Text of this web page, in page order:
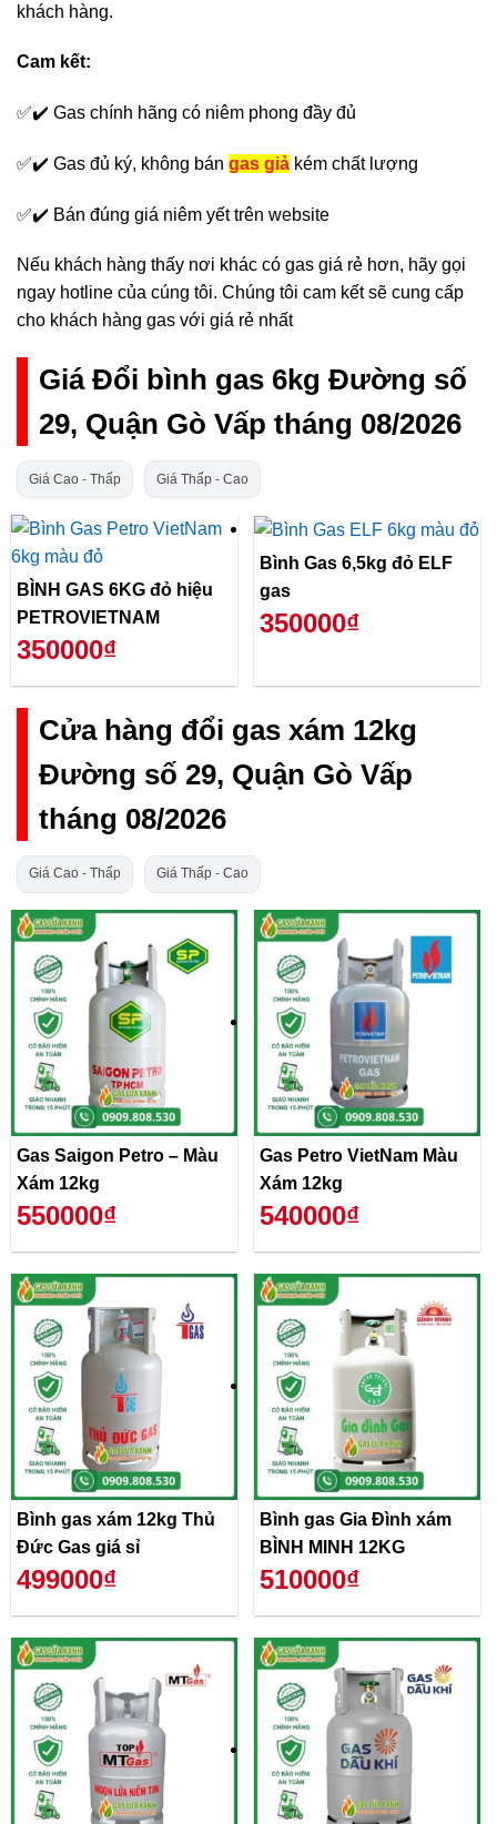
khách hàng.
Cam kết:
✅✔️ Gas chính hãng có niêm phong đầy đủ
✅✔️ Gas đủ ký, không bán gas giả kém chất lượng
✅✔️ Bán đúng giá niêm yết trên website
Nếu khách hàng thấy nơi khác có gas giá rẻ hơn, hãy gọi
ngay hotline của cúng tôi. Chúng tôi cam kết sẽ cung cấp
cho khách hàng gas với giá rẻ nhất
Giá Đổi bình gas 6kg Đường số
29, Quận Gò Vấp tháng 08/2026
Giá Cao - Thấp Giá Thấp - Cao
BÌNH GAS 6KG đỏ hiệu
PETROVIETNAM
350000₫
Bình Gas 6,5kg đỏ ELF
gas
350000₫
Cửa hàng đổi gas xám 12kg
Đường số 29, Quận Gò Vấp
tháng 08/2026
Giá Cao - Thấp Giá Thấp - Cao
Gas Saigon Petro – Màu
Xám 12kg
550000₫
Gas Petro VietNam Màu
Xám 12kg
540000₫
Bình gas xám 12kg Thủ
Đức Gas giá sỉ
499000₫
Bình gas Gia Đình xám
BÌNH MINH 12KG
510000₫